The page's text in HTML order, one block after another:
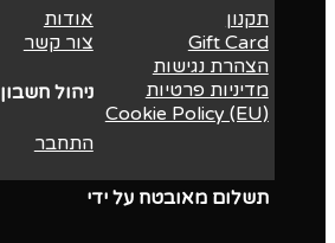
תשלום מאובטח על ידי
אודות
צור קשר
ניהול חשבון
התחבר
תקנון
Gift Card
הצהרת נגישות
מדיניות פרטיות
Cookie Policy (EU)